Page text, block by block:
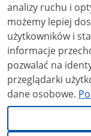
analizy ruchu i
możemy lepiej
użytkowników i stale
informacje
pozwalać na
przeglądarki
dane osobowe.